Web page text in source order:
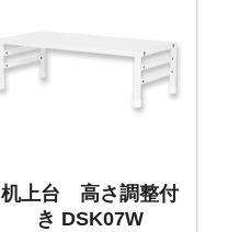
机上台 高さ調整付
き DSK07W